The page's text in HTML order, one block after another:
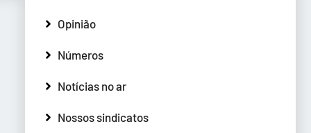
Opinião
Números
Notícias no ar
Nossos sindicatos